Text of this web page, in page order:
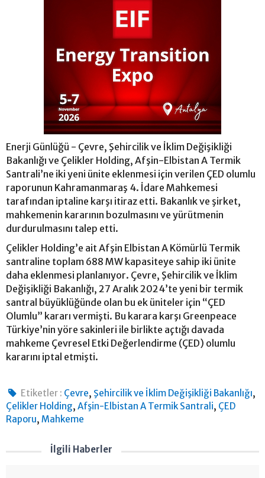
Enerji Günlüğü - Çevre, Şehircilik ve İklim Değişikliği
Bakanlığı ve Çelikler Holding, Afşin-Elbistan A Termik
Santrali’ne iki yeni ünite eklenmesi için verilen ÇED olumlu
raporunun Kahramanmaraş 4. İdare Mahkemesi
tarafından iptaline karşı itiraz etti. Bakanlık ve şirket,
mahkemenin kararının bozulmasını ve yürütmenin
durdurulmasını talep etti.
Çelikler Holding’e ait Afşin Elbistan A Kömürlü Termik
santraline toplam 688 MW kapasiteye sahip iki ünite
daha eklenmesi planlanıyor. Çevre, Şehircilik ve İklim
Değişikliği Bakanlığı, 27 Aralık 2024’te yeni bir termik
santral büyüklüğünde olan bu ek üniteler için “ÇED
Olumlu” kararı vermişti. Bu karara karşı Greenpeace
Türkiye’nin yöre sakinleri ile birlikte açtığı davada
mahkeme Çevresel Etki Değerlendirme (ÇED) olumlu
kararını iptal etmişti.
Etiketler : Çevre, Şehircilik ve İklim Değişikliği Bakanlığı,
Çelikler Holding, Afşin-Elbistan A Termik Santrali, ÇED
Raporu, Mahkeme
İlgili Haberler